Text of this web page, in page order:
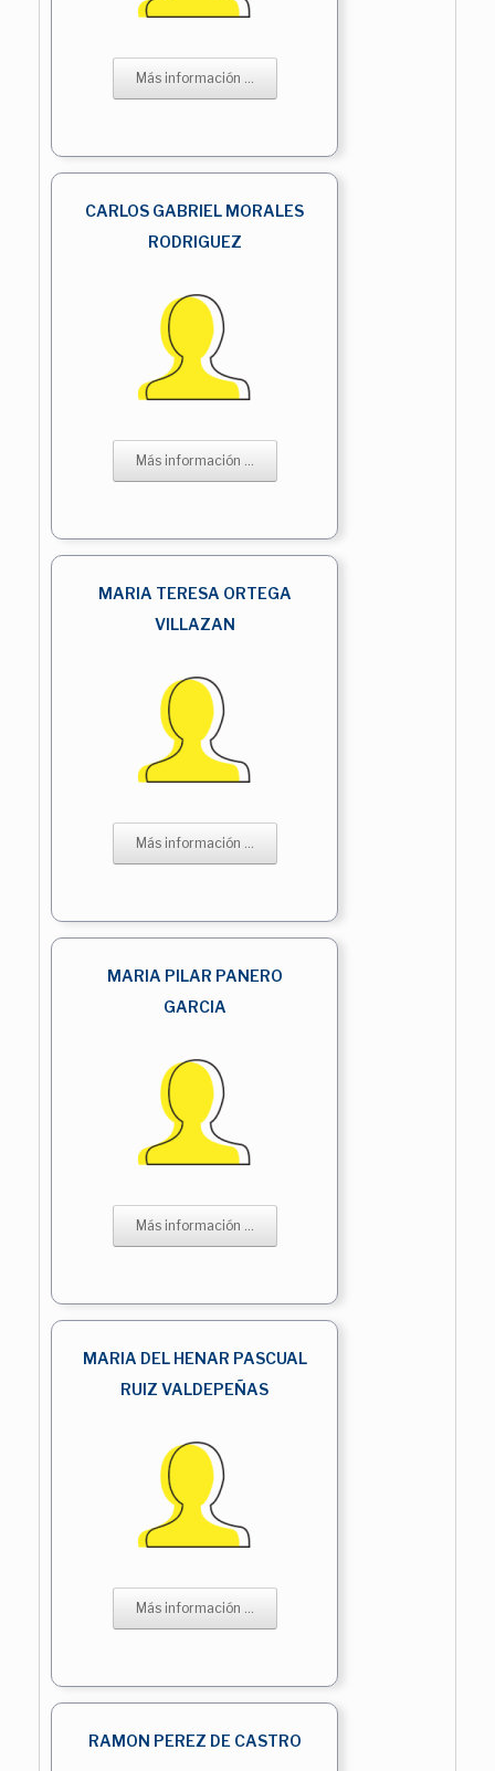
Más información ...
CARLOS GABRIEL MORALES
RODRIGUEZ
Más información ...
MARIA TERESA ORTEGA
VILLAZAN
Más información ...
MARIA PILAR PANERO
GARCIA
Más información ...
MARIA DEL HENAR PASCUAL
RUIZ VALDEPEÑAS
Más información ...
RAMON PEREZ DE CASTRO